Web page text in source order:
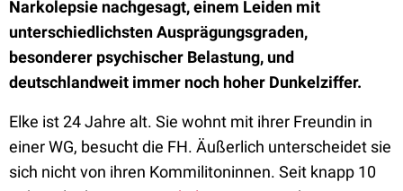
Narkolepsie nachgesagt, einem Leiden mit
unterschiedlichsten Ausprägungsgraden,
besonderer psychischer Belastung, und
deutschlandweit immer noch hoher Dunkelziffer.
Elke ist 24 Jahre alt. Sie wohnt mit ihrer Freundin in
einer WG, besucht die FH. Äußerlich unterscheidet sie
sich nicht von ihren Kommilitoninnen. Seit knapp 10